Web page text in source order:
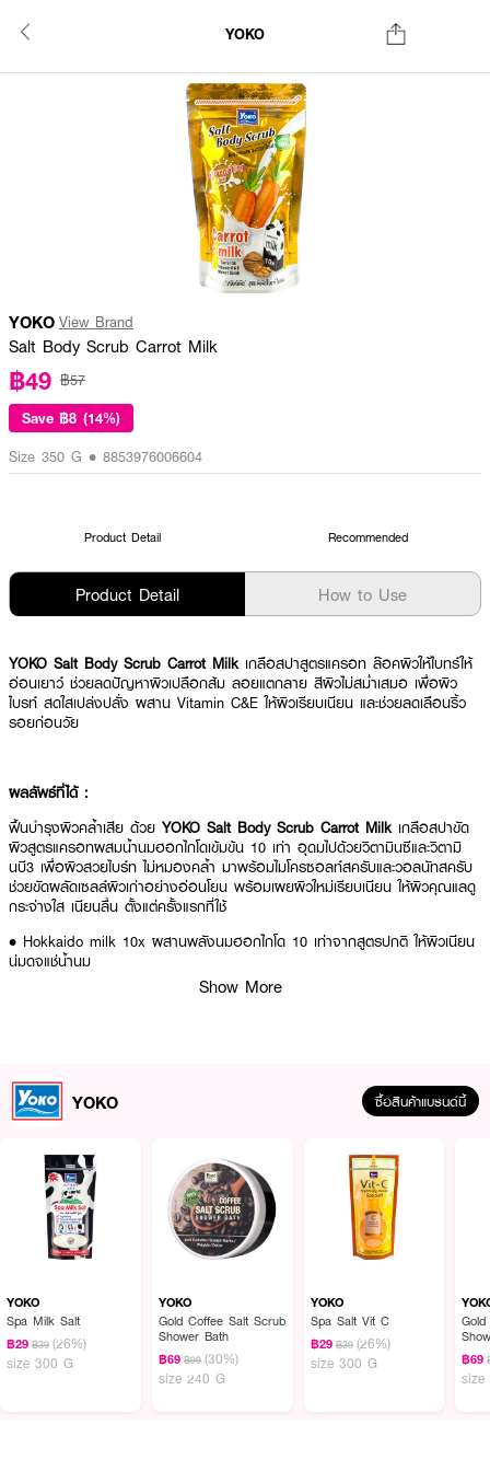
YOKO
YOKO View Brand
Salt Body Scrub Carrot Milk
฿49 ฿57
Save ฿8 (14%)
Size 350 G • 8853976006604
Product Detail Recommended
Product Detail How to Use
YOKO Salt Body Scrub Carrot Milkเกลือสปาสูตรแครอท ล๊อคผิวให้ไบทร์ให้
อ่อนเยาว์ ช่วยลดปัญหาผิวเปลือกส้ม ลอยแตกลาย สีผิวไม่สม่ำเสมอ เพื่อผิว
ไบรท์ สดใสเปล่งปลั่ง ผสาน Vitamin C&E ให้ผิวเรียบเนียน และช่วยลดเลือนริ้ว
รอยก่อนวัย
ผลลัพธ์ที่ได้ :
ฟื้นบำรุงผิวคล้ำเสีย ด้วย YOKO Salt Body Scrub Carrot Milk เกลือสปาขัด
ผิวสูตรแครอทผสมน้ำนมฮอกไกโดเข้มข้น 10 เท่า อุดมไปด้วยวิตามินซีและวิตามิ
นบี3 เพื่อผิวสวยไบร์ท ไม่หมองคล้ำ มาพร้อมไมโครซอลท์สครับและวอลนัทสครับ
ช่วยขัดผลัดเซลล์ผิวเก่าอย่างอ่อนโยน พร้อมเผยผิวใหม่เรียบเนียน ให้ผิวคุณแลดู
กระจ่างใส เนียนลื่น ตั้งแต่ครั้งแรกที่ใช้
• Hokkaido milk 10x ผสานพลังนมฮอกไกโด 10 เท่าจากสูตรปกติ ให้ผิวเนียน
นุ่มดุจแช่น้ำนม
• Carrot Oil เติ่มความชุ่มชื้นให้ผิวแห้งกร้าน
YOKO Salt Body Scrub Carrot Milk บนผิวที่เปียกและขัดผิวให้ทัวอย่าง
เบามือ ทิ้งไว้ 3 นาที และล้างออกด้วยน้ำสะอาด
Show More
YOKO ซื้อสินค้าแบรนด์นี้
YOKO
Spa Milk Salt
฿29 ฿39 (26%)
size 300 G
YOKO
Gold Coffee Salt Scrub
Shower Bath
฿69 ฿99 (30%)
size 240 G
YOKO
Spa Salt Vit C
฿29 ฿39 (26%)
size 300 G
฿69
size